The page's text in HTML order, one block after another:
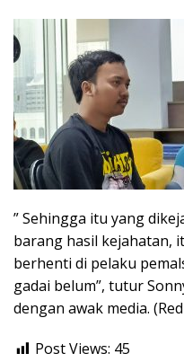
” Sehingga itu yang
barang hasil kejahatan,
berhenti di pelaku
gadai belum”, tutur
dengan awak media.
Post Views: 45